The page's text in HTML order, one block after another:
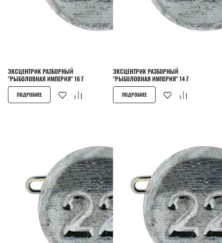
ЭКСЦЕНТРИК РАЗБОРНЫЙ
"РЫБОЛОВНАЯ ИМПЕРИЯ" 16 Г
ПОДРОБНЕЕ
ЭКСЦЕНТРИК РАЗБОРНЫЙ
"РЫБОЛОВНАЯ ИМПЕРИЯ" 14 Г
ПОДРОБНЕЕ